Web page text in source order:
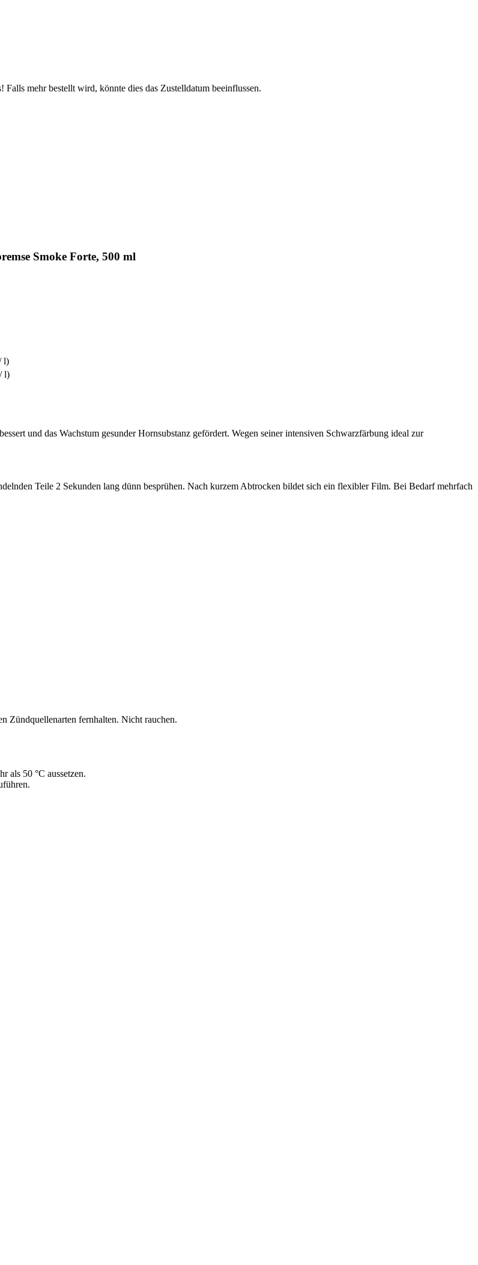
mehr bestellt wird, könnte dies das Zustelldatum beeinflussen.
Smoke Forte, 500 ml
l)
l)
und das Wachstum gesunder Hornsubstanz gefördert. Wegen seiner intensiven Schwarzfärbung ideal zur
Teile 2 Sekunden lang dünn besprühen. Nach kurzem Abtrocken bildet sich ein flexibler Film. Bei Bedarf mehrfach
Zündquellenarten fernhalten. Nicht rauchen.
als 50 °C aussetzen.